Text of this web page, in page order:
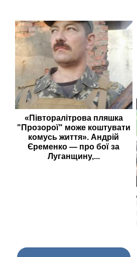
«Півторалітрова пляшка
"Прозорої" може коштувати
комусь життя». Андрій
Єременко — про бої за
Луганщину,...